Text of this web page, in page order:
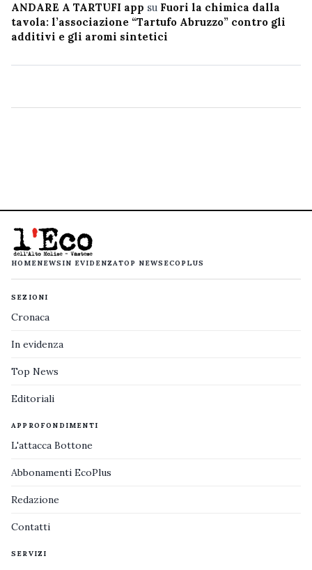
ANDARE A TARTUFI app su Fuori la chimica dalla
tavola: l’associazione “Tartufo Abruzzo” contro gli
additivi e gli aromi sintetici
HOMENEWS IN EVIDENZATOP NEWS ECOPLUS
SEZIONI
Cronaca
In evidenza
Top News
Editoriali
APPROFONDIMENTI
L'attacca Bottone
Abbonamenti EcoPlus
Redazione
Contatti
SERVIZI